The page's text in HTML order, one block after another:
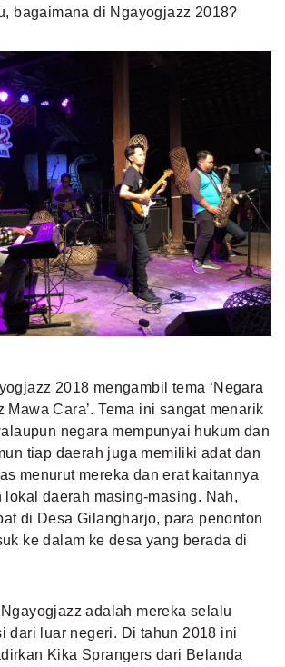
bagaimana di Ngayogjazz 2018?
2018 mengambil tema ‘Negara
Mawa Cara’. Tema ini sangat menarik
negara mempunyai hukum dan
tiap daerah juga memiliki adat dan
menurut mereka dan erat kaitannya
lokal daerah masing-masing. Nah,
di Desa Gilangharjo, para penonton
ke dalam ke desa yang berada di
adalah mereka selalu
dari luar negeri. Di tahun 2018 ini
Kika Sprangers dari Belanda